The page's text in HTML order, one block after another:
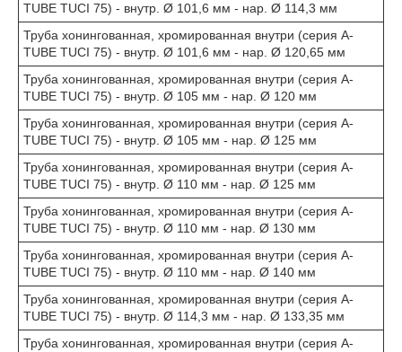
TUBE TUCI 75) - внутр. Ø 101,6 мм - нар. Ø 114,3 мм
Труба хонингованная, хромированная внутри (серия A-
TUBE TUCI 75) - внутр. Ø 101,6 мм - нар. Ø 120,65 мм
Труба хонингованная, хромированная внутри (серия A-
TUBE TUCI 75) - внутр. Ø 105 мм - нар. Ø 120 мм
Труба хонингованная, хромированная внутри (серия A-
TUBE TUCI 75) - внутр. Ø 105 мм - нар. Ø 125 мм
Труба хонингованная, хромированная внутри (серия A-
TUBE TUCI 75) - внутр. Ø 110 мм - нар. Ø 125 мм
Труба хонингованная, хромированная внутри (серия A-
TUBE TUCI 75) - внутр. Ø 110 мм - нар. Ø 130 мм
Труба хонингованная, хромированная внутри (серия A-
TUBE TUCI 75) - внутр. Ø 110 мм - нар. Ø 140 мм
Труба хонингованная, хромированная внутри (серия A-
TUBE TUCI 75) - внутр. Ø 114,3 мм - нар. Ø 133,35 мм
Труба хонингованная, хромированная внутри (серия A-